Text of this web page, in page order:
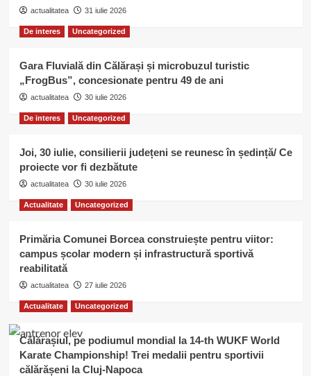
actualitatea 31 iulie 2026
De interes Uncategorized
Gara Fluvială din Călărași și microbuzul turistic
„FrogBus”, concesionate pentru 49 de ani
actualitatea 30 iulie 2026
De interes Uncategorized
Joi, 30 iulie, consilierii județeni se reunesc în ședință/ Ce
proiecte vor fi dezbătute
actualitatea 30 iulie 2026
Actualitate Uncategorized
Primăria Comunei Borcea construiește pentru viitor:
campus școlar modern și infrastructură sportivă
reabilitată
actualitatea 27 iulie 2026
Actualitate Uncategorized
Călărașiul, pe podiumul mondial la 14-th WUKF World
Karate Championship! Trei medalii pentru sportivii
călărășeni la Cluj-Napoca